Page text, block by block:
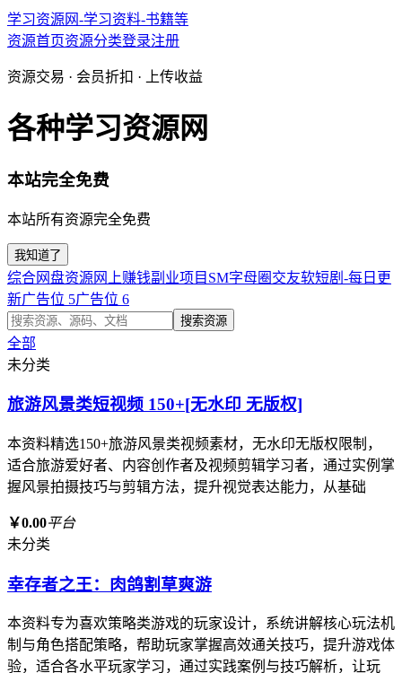
学习资源网-学习资料-书籍等
资源首页资源分类登录注册
资源交易 · 会员折扣 · 上传收益
各种学习资源网
本站完全免费
本站所有资源完全免费
我知道了
综合网盘资源 网上赚钱副业项目 SM字母圈交友软短剧-每日更
新广告位 5广告位 6
搜索资源
全部
未分类
旅游风景类短视频 150+[无水印 无版权]
本资料精选150+旅游风景类视频素材，无水印无版权限制，
适合旅游爱好者、内容创作者及视频剪辑学习者，通过实例掌
握风景拍摄技巧与剪辑方法，提升视觉表达能力，从基础
￥0.00平台
未分类
幸存者之王：肉鸽割草爽游
本资料专为喜欢策略类游戏的玩家设计，系统讲解核心玩法机
制与角色搭配策略，帮助玩家掌握高效通关技巧，提升游戏体
验，适合各水平玩家学习，通过实践案例与技巧解析，让玩